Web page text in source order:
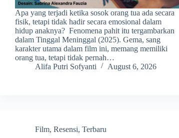
Apa yang terjadi ketika sosok orang tua ada secara
fisik, tetapi tidak hadir secara emosional dalam
hidup anaknya? Fenomena pahit itu tergambarkan
dalam Tinggal Meninggal (2025). Gema, sang
karakter utama dalam film ini, memang memiliki
orang tua, tetapi tidak pernah…
Alifa Putri Sofyanti
August 6, 2026
Film, Resensi, Terbaru